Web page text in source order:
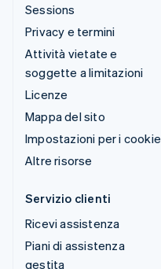
Sessions
Privacy e termini
Attività vietate e
soggette a limitazioni
Licenze
Mappa del sito
Impostazioni per i cookie
Altre risorse
Servizio clienti
Ricevi assistenza
Piani di assistenza
gestita